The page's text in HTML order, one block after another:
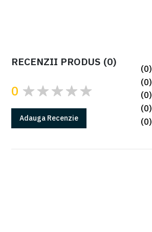
RECENZII PRODUS (0)
0
Adauga Recenzie (0)
(0)
(0)
(0)
(0)